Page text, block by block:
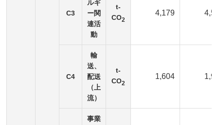
C3
ルギ
ー関
連活
動
t-
CO2
4,179
C4
輸
送、
配送
（上
流）
t-
CO2
1,604
事業